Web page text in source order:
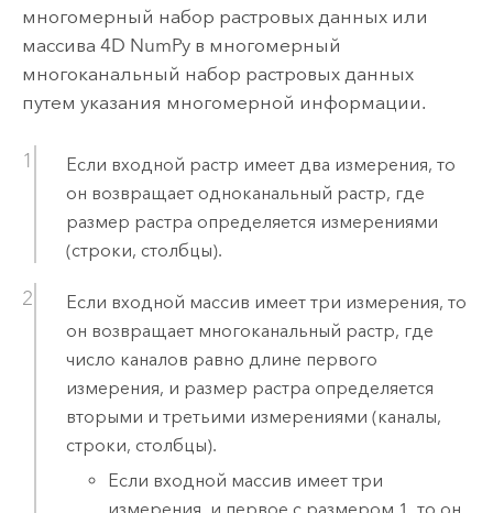
многомерный набор растровых данных или
массива 4D NumPy в многомерный
многоканальный набор растровых данных
путем указания многомерной информации.
Если входной растр имеет два измерения, то
он возвращает одноканальный растр, где
размер растра определяется измерениями
(строки, столбцы).
Если входной массив имеет три измерения, то
он возвращает многоканальный растр, где
число каналов равно длине первого
измерения, и размер растра определяется
вторыми и третьими измерениями (каналы,
строки, столбцы).
Если входной массив имеет три